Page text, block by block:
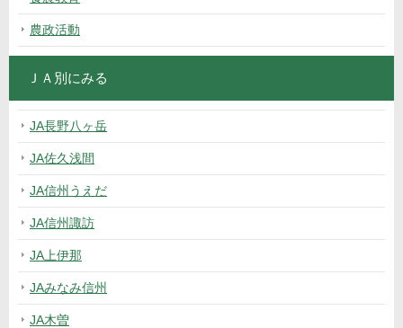
農政活動
ＪＡ別にみる
JA長野八ヶ岳
JA佐久浅間
JA信州うえだ
JA信州諏訪
JA上伊那
JAみなみ信州
JA木曽